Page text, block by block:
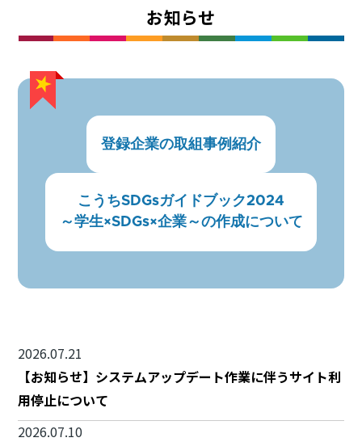
お知らせ
登録企業の取組事例紹介
こうちSDGsガイドブック2024
～学生×SDGs×企業～の作成について
2026.07.21
【お知らせ】システムアップデート作業に伴うサイト利
用停止について
2026.07.10